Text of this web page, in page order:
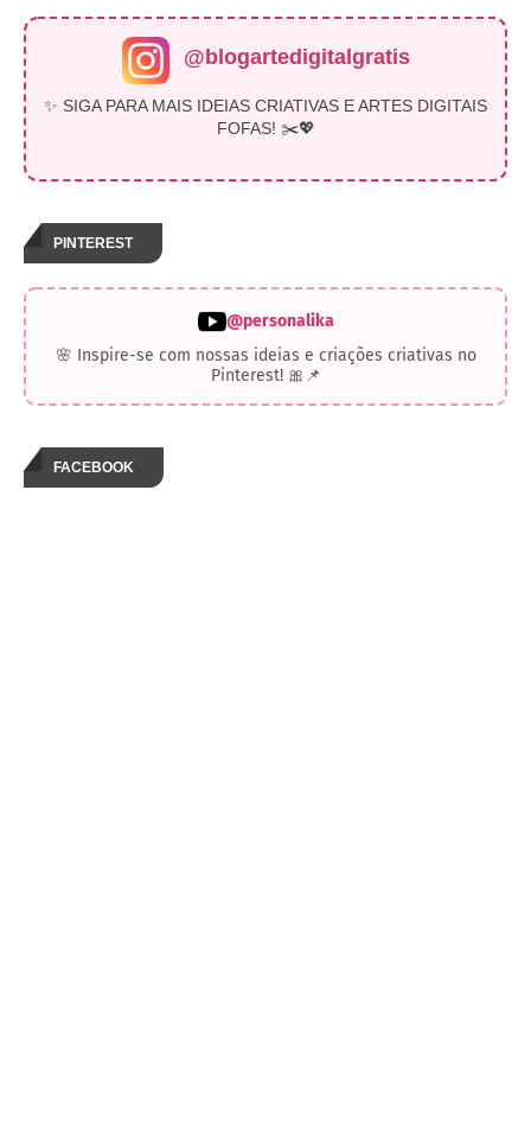
@blogartedigitalgratis
✨ SIGA PARA MAIS IDEIAS CRIATIVAS E ARTES DIGITAIS
FOFAS! ✂️💖
PINTEREST
@personalika
🌸 Inspire-se com nossas ideias e criações criativas no
Pinterest! 🎀📌
FACEBOOK